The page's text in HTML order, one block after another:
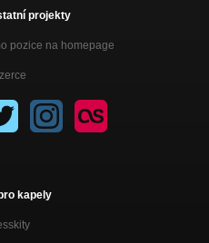
projekty
pozice na homepage
kapely